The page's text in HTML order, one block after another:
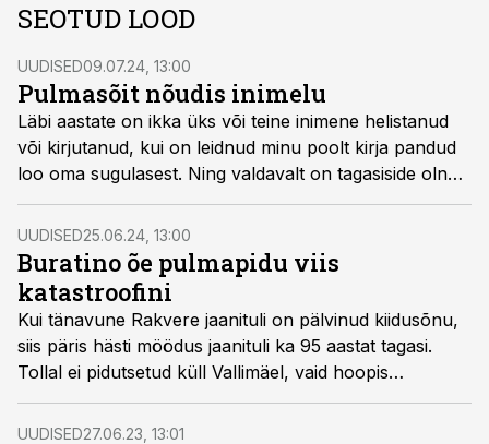
SEOTUD LOOD
UUDISED09.07.24, 13:00
Pulmasõit nõudis inimelu
Läbi aastate on ikka üks või teine inimene helistanud
või kirjutanud, kui on leidnud minu poolt kirja pandud
loo oma sugulasest. Ning valdavalt on tagasiside olnud
positiivne. Ühe erandiga – julgesin pöörata tähelepanu
loo peategelase punaminevikule. Täna on loo
peakangelaseks esimest korda minu enda sugulane.
UUDISED25.06.24, 13:00
Buratino õe pulmapidu viis
katastroofini
Kui tänavune Rakvere jaanituli on pälvinud kiidusõnu,
siis päris hästi möödus jaanituli ka 95 aastat tagasi.
Tollal ei pidutsetud küll Vallimäel, vaid hoopis
Rahvaaias.
UUDISED27.06.23, 13:01